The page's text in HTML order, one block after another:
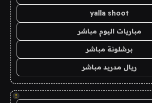
yalla shoot
مباريات اليوم مباشر
برشلونة مباشر
ريال مدريد مباشر
!